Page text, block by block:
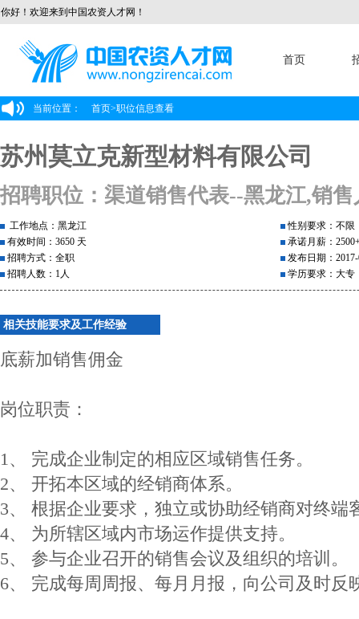
你好！欢迎来到中国农资人才网！
首页
当前位置： 首页>职位信息查看
苏州莫立克新型材料有限公司
招聘职位：渠道销售代表--黑龙江,销售
工作地点：黑龙江
有效时间：3650 天
招聘方式：全职
招聘人数：1人
性别要求：不限
承诺月薪：
发布日期：
学历要求：大专
相关技能要求及工作经验
底薪加销售佣金
岗位职责：
1、 完成企业制定的相应区域销售任务。
2、 开拓本区域的经销商体系。
3、 根据企业要求，独立或协助经销商对终端
4、 为所辖区域内市场运作提供支持。
5、 参与企业召开的销售会议及组织的培训。
6、 完成每周周报、每月月报，向公司及时反